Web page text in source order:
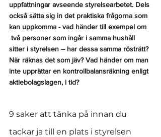
uppfattningar avseende styrelsearbetet. Dels
också sätta sig in det praktiska frågorna som
kan uppkomma - vad händer till exempel om
två personer som ingår i samma hushåll
sitter i styrelsen – har dessa samma rösträtt?
När räknas det som jäv? Vad händer om man
inte upprättar en kontrollbalansräkning enligt
aktiebolagslagen, i tid?
9 saker att tänka på innan du
tackar ja till en plats i styrelsen